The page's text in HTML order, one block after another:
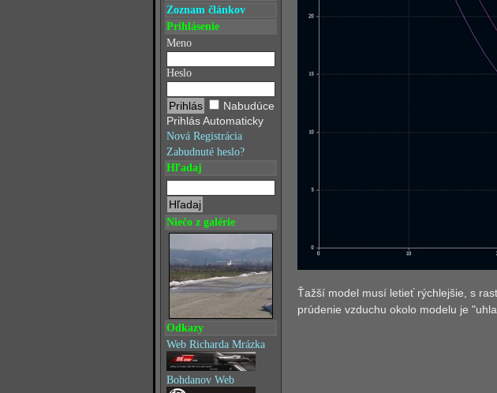
Zoznam článkov
Prihlásenie
Meno
Heslo
Nabudúce
Prihlás Automaticky
Nová Registrácia
Zabudnuté heslo?
Hľadaj
Niečo z galérie
Odkazy
Web Richarda Mrázka
Bohdanov Web
Ťažší model musí letieť rýchlejšie, s
prúdenie vzduchu okolo modelu je